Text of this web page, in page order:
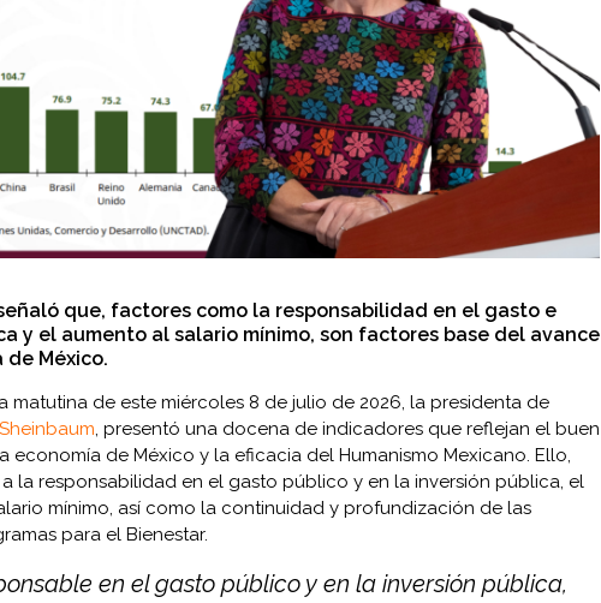
que, factores como la responsabilidad en el gasto e
y el aumento al salario mínimo, son factores base del avance
de México.
matutina de este miércoles 8 de julio de 2026, la presidenta de
, presentó una docena de indicadores que reflejan el buen
economía de México y la eficacia del Humanismo Mexicano. Ello,
a la responsabilidad en el gasto público y en la inversión pública, el
mínimo, así como la continuidad y profundización de las
para el Bienestar.
en el gasto público y en la inversión pública,